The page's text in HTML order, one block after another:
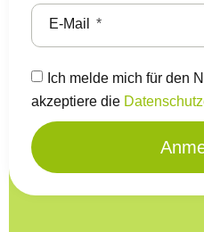
E-Mail
Ich melde mich für den
akzeptiere die